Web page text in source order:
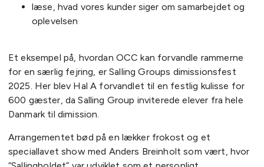
læse, hvad vores kunder siger om samarbejdet og
oplevelsen
Et eksempel på, hvordan OCC kan forvandle rammerne
for en særlig fejring, er Salling Groups dimissionsfest
2025. Her blev Hal A forvandlet til en festlig kulisse for
600 gæster, da Salling Group inviterede elever fra hele
Danmark til dimission.
Arrangementet bød på en lækker frokost og et
speciallavet show med Anders Breinholt som vært, hvor